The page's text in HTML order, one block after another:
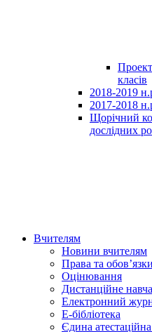
класів
2018-2019
2017-2018
Щорічний
дослідних
Вчителям
Новини вчителям
Права та
Оцінювання
Дистанційне
Електронний
E-бібліотека
Єдина